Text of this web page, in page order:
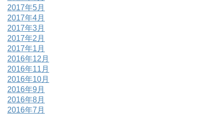
2017年5月
2017年4月
2017年3月
2017年2月
2017年1月
2016年12月
2016年11月
2016年10月
2016年9月
2016年8月
2016年7月